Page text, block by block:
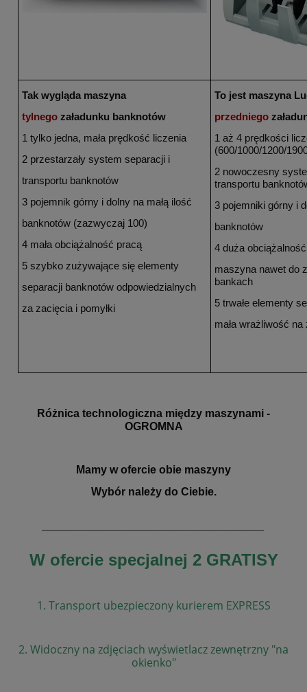
Tak wygląda maszyna
tylnegozaładunku banknotów
1 tylko jedna, mała prędkość liczenia
2 przestarzały system separacji i
transportu banknotów
3 pojemnik górny i dolny na małą ilość
banknotów (zazwyczaj 100)
4 mała obciążalność pracą
5 szybko zużywające się elementy
separacji banknotów odpowiedzialnych
za zacięcia i pomyłki
To jest maszyna
przedniego
1 aż 4 prędkości
(600/1000/1200/
2 nowoczesny
transportu
3 pojemniki górny i
banknotów
4 duża
maszyna nawet do
bankach
5 trwałe elementy
mała wrażliwość na
Różnica technologiczna między maszynami -
OGROMNA
Mamy w ofercie obie maszyny
Wybór należy do Ciebie.
W ofercie specjalnej 2 GRATISY
1. Transport ubezpieczony kurierem EXPRESS
2. Widoczny na zdjęciach wyświetlacz zewnętrzny "na
okienko"